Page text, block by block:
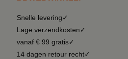
Snelle levering✓
Lage verzendkosten✓
vanaf € 99 gratis✓
14 dagen retour recht✓